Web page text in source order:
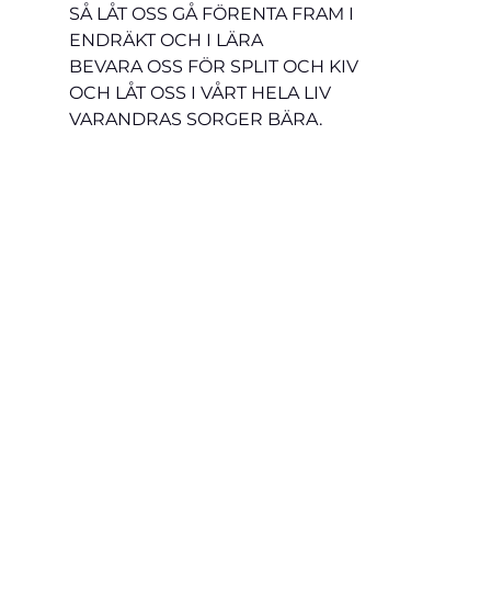
SÅ LÅT OSS GÅ FÖRENTA FRAM I
ENDRÄKT OCH I LÄRA
BEVARA OSS FÖR SPLIT OCH KIV
OCH LÅT OSS I VÅRT HELA LIV
VARANDRAS SORGER BÄRA.